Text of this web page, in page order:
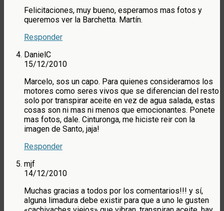
Felicitaciones, muy bueno, esperamos mas fotos y
queremos ver la Barchetta. Martín.
Responder
DanielC
15/12/2010
Marcelo, sos un capo. Para quienes consideramos los
motores como seres vivos que se diferencian del resto
solo por transpirar aceite en vez de agua salada, estas
cosas son ni mas ni menos que emocionantes. Ponete
mas fotos, dale. Cinturonga, me hiciste reir con la
imagen de Santo, jaja!
Responder
mjf
14/12/2010
Muchas gracias a todos por los comentarios!!! y sí,
alguna limadura debe existir para que a uno le gusten